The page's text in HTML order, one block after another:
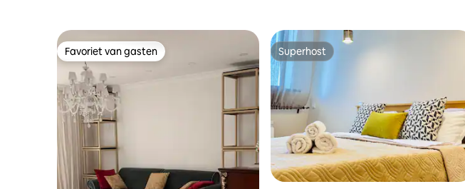
Favoriet van gasten
Favoriet van gasten Superhost
Superhost